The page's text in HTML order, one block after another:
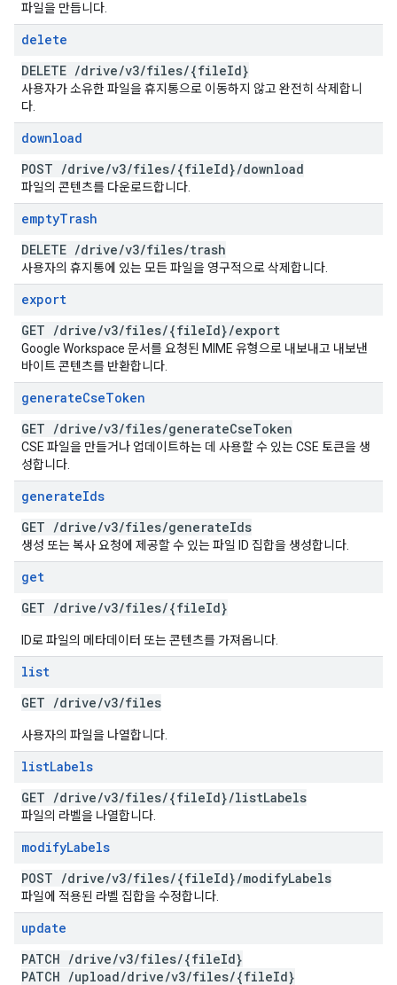
파일을 만듭니다.
delete
DELETE /drive/v3/files/{fileId}
사용자가 소유한 파일을 휴지통으로 이동하지 않고 완전히 삭제합니
다.
download
POST /drive/v3/files/{fileId}/download
파일의 콘텐츠를 다운로드합니다.
emptyTrash
DELETE /drive/v3/files/trash
사용자의 휴지통에 있는 모든 파일을 영구적으로 삭제합니다.
export
GET /drive/v3/files/{fileId}/export
Google Workspace 문서를 요청된 MIME 유형으로 내보내고 내보낸
바이트 콘텐츠를 반환합니다.
generateCseToken
GET /drive/v3/files/generateCseToken
CSE 파일을 만들거나 업데이트하는 데 사용할 수 있는 CSE 토큰을 생
성합니다.
generateIds
GET /drive/v3/files/generateIds
생성 또는 복사 요청에 제공할 수 있는 파일 ID 집합을 생성합니다.
get
GET /drive/v3/files/{fileId}
ID로 파일의 메타데이터 또는 콘텐츠를 가져옵니다.
list
GET /drive/v3/files
사용자의 파일을 나열합니다.
listLabels
GET /drive/v3/files/{fileId}/listLabels
파일의 라벨을 나열합니다.
modifyLabels
POST /drive/v3/files/{fileId}/modifyLabels
파일에 적용된 라벨 집합을 수정합니다.
update
PATCH /drive/v3/files/{fileId}
PATCH /upload/drive/v3/files/{fileId}